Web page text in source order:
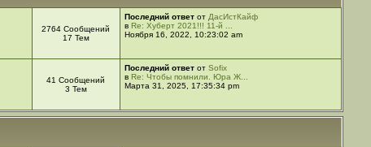
2764 Сообщений
17 Тем
Последний ответот ДасИстКайф
в Re: Хуберт 2021!!! 11-й ...
Ноября 16, 2022, 10:23:02 am
41 Сообщений
3 Тем
Последний ответот Sofix
в Re: Чтобы помнили. Юра Ж...
Марта 31, 2025, 17:35:34 pm